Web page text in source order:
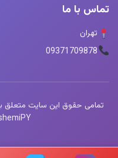
تماس با ما
تهران
09371709878
تمامی حقوق این سایت